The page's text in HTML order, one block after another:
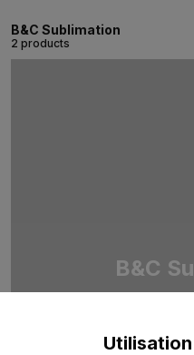
B&C Sublimation
2 products
B&C
haute